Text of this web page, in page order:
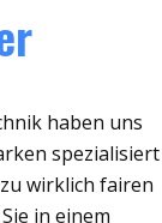
haben uns
spezialisiert
wirklich fairen
in einem